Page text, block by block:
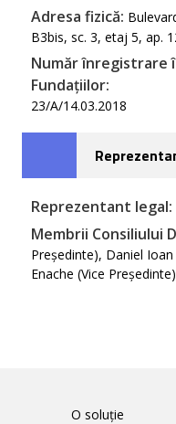
Adresa fizică:
B3bis, sc. 3, etaj 5, ap.
Număr înregistrare
Fundațiilor:
23/A/14.03.2018
Reprezentant legal:
Membrii Consiliului
Președinte), Daniel
Enache (Vice Președinte)
O soluție